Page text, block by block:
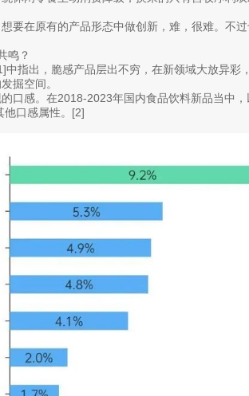
要在原有的产品形态中做创新，难，很难。不
鸣？
中指出，脆感产品层出不穷，在新领域大放异彩
掘空间。
口感。在2018-2023年国内食品饮料新品当中
他口感属性。[2]